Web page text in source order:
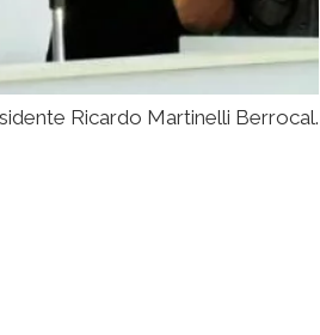
Ricardo Martinelli Berrocal.